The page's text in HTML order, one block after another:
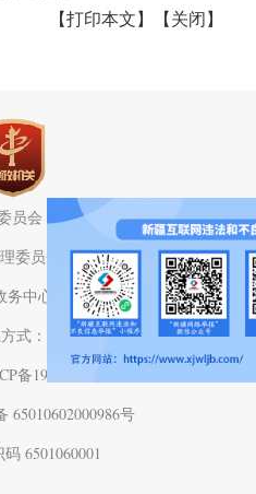
【打印本文】
【关闭】
员会（头屯河区人民政府）办公室
委员会（头屯河区人民政府）电子
务中心
式：0991-3782709
备19001575号-1
65010602000986号
6501060001